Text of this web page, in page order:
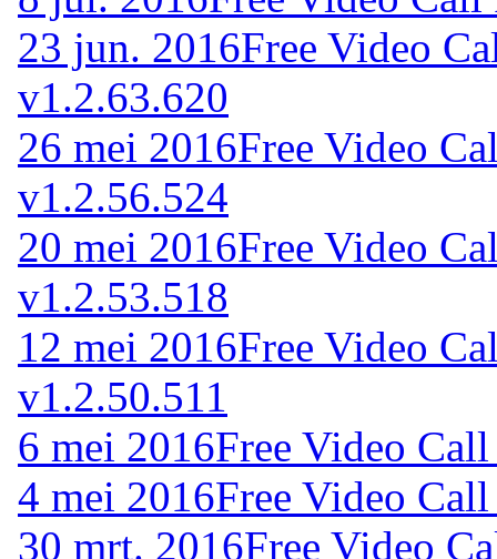
23 jun. 2016Free Video
v1.2.63.620
26 mei 2016Free Video
v1.2.56.524
20 mei 2016Free Video
v1.2.53.518
12 mei 2016Free Video
v1.2.50.511
6 mei 2016Free Video
4 mei 2016Free Video
30 mrt. 2016Free Video